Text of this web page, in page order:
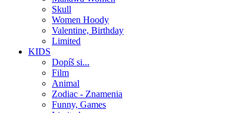
Skull
Women Hoody
Valentine, Birthday
Limited
KIDS
Dopíš si...
Film
Animal
Zodiac - Znamenia
Funny, Games